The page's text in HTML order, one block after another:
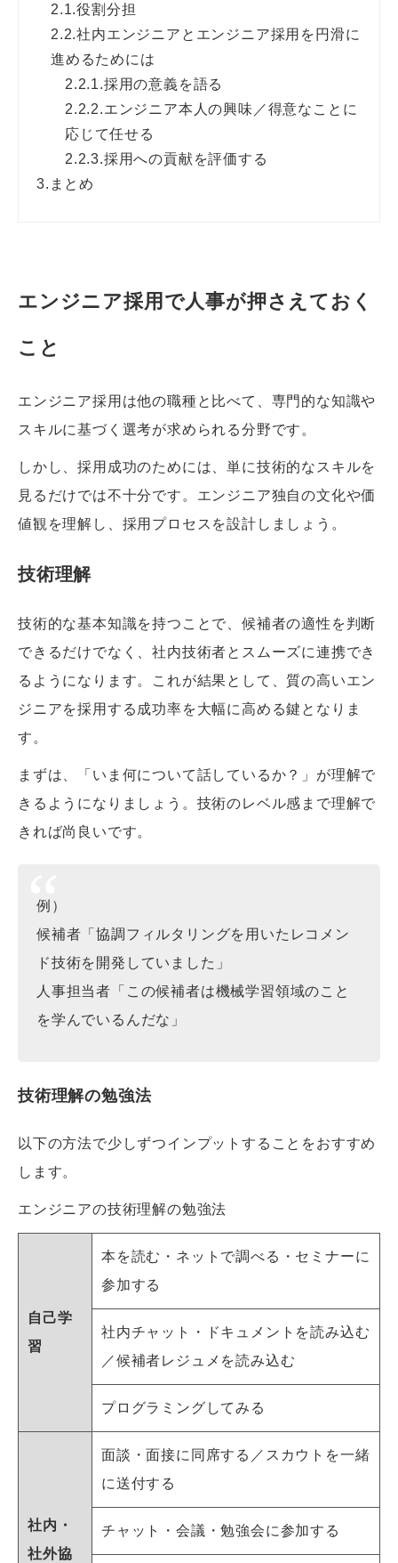
2.1.役割分担
2.2.社内エンジニアとエンジニア採用を円滑に
進めるためには
2.2.1.採用の意義を語る
2.2.2.エンジニア本人の興味／得意なことに
応じて任せる
2.2.3.採用への貢献を評価する
3. まとめ
エンジニア採用で人事が押さえておく
こと
エンジニア採用は他の職種と比べて、専門的な知識や
スキルに基づく選考が求められる分野です。
しかし、採用成功のためには、単に技術的なスキルを
見るだけでは不十分です。エンジニア独自の文化や価
値観を理解し、採用プロセスを設計しましょう。
技術理解
技術的な基本知識を持つことで、候補者の適性を判断
できるだけでなく、社内技術者とスムーズに連携でき
るようになります。これが結果として、質の高いエン
ジニアを採用する成功率を大幅に高める鍵となりま
す。
まずは、「いま何について話しているか？」が理解で
きるようになりましょう。技術のレベル感まで理解で
きれば尚良いです。
例）
候補者「協調フィルタリングを用いたレコメン
ド技術を開発していました」
人事担当者「この候補者は機械学習領域のこと
を学んでいるんだな」
技術理解の勉強法
以下の方法で少しずつインプットすることをおすすめ
します。
エンジニアの技術理解の勉強法
自己学
習
本を読む・ネットで調べる・セミナーに
参加する
社内チャット・ドキュメントを読み込む
／候補者レジュメを読み込む
プログラミングしてみる
社内・
社外協
面談・面接に同席する／スカウトを一緒
に送付する
チャット・会議・勉強会に参加する